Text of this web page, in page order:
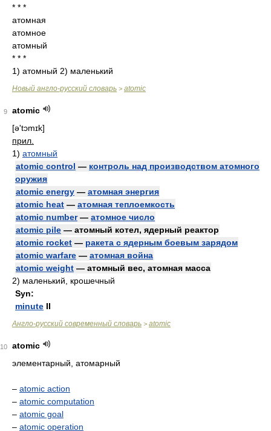
* * *
атомная
атомное
атомный
* * *
1) атомный 2) маленький
Новый англо-русский словарь > atomic
9
atomic
[ə'tɔmɪk]
прил.
1) атомный
atomic control — контроль над производством атомного
оружия
atomic energy — атомная энергия
atomic heat — атомная теплоемкость
atomic number— атомное число
atomic pile — атомный котел, ядерный реактор
atomic rocket — ракета с ядерным боевым зарядом
atomic warfare — атомная война
atomic weight — атомный вес, атомная масса
2) маленький, крошечный
Syn:
minute II
Англо-русский современный словарь > atomic
10
atomic
элементарный, атомарный
– atomic action
– atomic computation
– atomic goal
– atomic operation